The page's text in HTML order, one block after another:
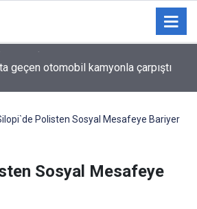
geçen otomobil kamyonla çarpıştı
Polisten Sosyal Mesafeye Bariyer
Sosyal Mesafeye